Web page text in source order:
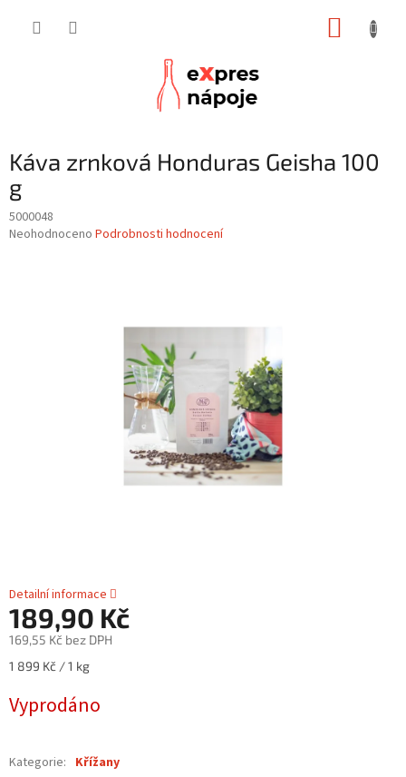
Káva zrnková Honduras Geisha 100
g
5000048
Průměrné
Neohodnoceno Podrobnosti hodnocení
Detailní informace
189,90 Kč
169,55 Kč bez DPH
Měrná
1 899 Kč / 1 kg
Vyprodáno
Kategorie: Křížany